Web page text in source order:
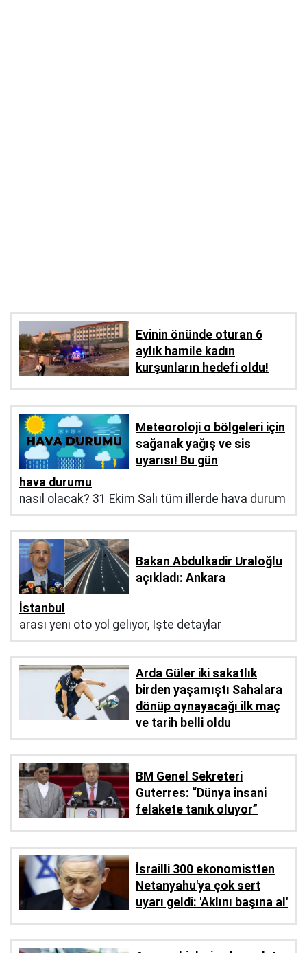
Evinin önünde oturan 6
aylık hamile kadın
kurşunların hedefi oldu!
Meteoroloji o bölgeleri için
sağanak yağış ve sis
uyarısı! Bu gün
hava durumu
nasıl olacak? 31 Ekim Salı tüm illerde hava durum
Bakan Abdulkadir Uraloğlu
açıkladı: Ankara
İstanbul
arası yeni oto yol geliyor, İşte detaylar
Arda Güler iki sakatlık
birden yaşamıştı Sahalara
dönüp oynayacağı ilk maç
ve tarih belli oldu
BM Genel Sekreteri
Guterres: “Dünya insani
felakete tanık oluyor”
İsrailli 300 ekonomistten
Netanyahu'ya çok sert
uyarı geldi: 'Aklını başına al'